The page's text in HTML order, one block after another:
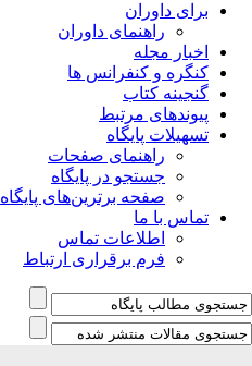
برای داوران
راهنمای داوران
اخبار مجله
کنگره و کنفرانس ها
گنجینه کتاب
پیوندهای مرتبط
تسهیلات پایگاه
راهنمای صفحات
جستجو در پایگاه
صفحه برترین‌های پایگاه
تماس با ما
اطلاعات تماس
فرم برقراری ارتباط